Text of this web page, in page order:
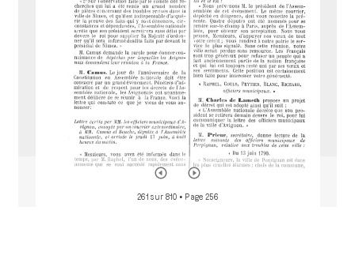
261 sur 810 • Page 256